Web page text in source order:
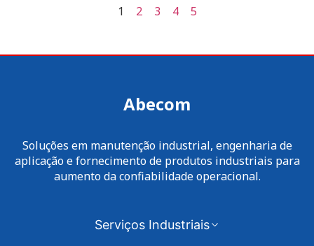
1 2 3 4 5
Abecom
Soluções em manutenção industrial, engenharia de
aplicação e fornecimento de produtos industriais para
aumento da confiabilidade operacional.
Serviços Industriais